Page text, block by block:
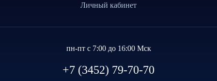
Личный кабинет
пн-пт с 7:00 до 16:00 Мск
+7 (3452) 79-70-70